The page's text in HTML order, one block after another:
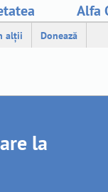
Alfa
alții Donează
la